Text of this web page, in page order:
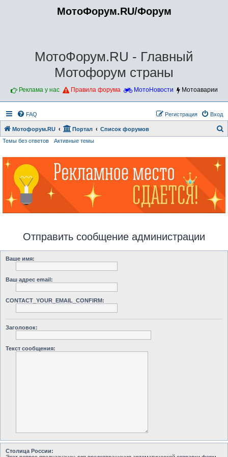
МотоФорум.RU/Форум
МотоФорум.RU - Главный
Мотофорум страны
Реклама у нас Правила форума МотоНовости Мотоаварии
FAQ Вход
Регистрация
Мотофорум.RU Портал Список форумов
Темы без ответов Активные темы
Отправить сообщение администрации
Ваше имя:
Ваш адрес email:
CONTACT_YOUR_EMAIL_CONFIRM:
Заголовок:
Текст сообщения:
Столица России: